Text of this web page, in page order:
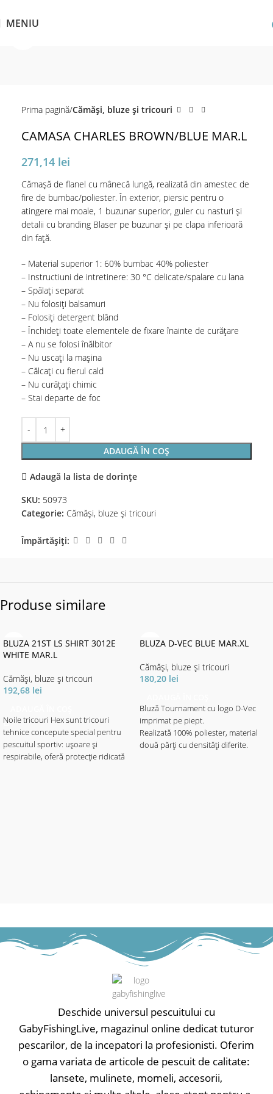
MENIU
Prima pagină Cămăși, bluze și tricouri
CAMASA CHARLES BROWN/BLUE MAR.L
271,14 lei
Cămașă de flanel cu mânecă lungă, realizată din amestec de
fire de bumbac/poliester. În exterior, piersic pentru o
atingere mai moale, 1 buzunar superior, guler cu nasturi și
detalii cu branding Blaser pe buzunar și pe clapa inferioară
din față.
– Material superior 1: 60% bumbac 40% poliester
– Instructiuni de intretinere: 30 °C delicate/spalare cu lana
– Spălați separat
– Nu folosiți balsamuri
– Folosiți detergent blând
– Închideți toate elementele de fixare înainte de curățare
– A nu se folosi înălbitor
– Nu uscați la mașina
– Călcați cu fierul cald
– Nu curățați chimic
– Stai departe de foc
ADAUGĂ ÎN COȘ
Adaugă la lista de dorințe
SKU: 50973
Categorie: Cămăși, bluze și tricouri
Împărtășiți:
Produse similare
BLUZA 21ST LS SHIRT 3012E
WHITE MAR.L
Cămăși, bluze și tricouri
192,68 lei
Noile tricouri Hex sunt tricouri
tehnice concepute special pentru
pescuitul sportiv: ușoare și
respirabile, oferă protecție ridicată
BLUZA D-VEC BLUE MAR.XL
Cămăși, bluze și tricouri
180,20 lei
Bluză Tournament cu logo D-Vec
imprimat pe piept.
Realizată 100% poliester, material
două părți cu densități diferite.
Deschide universul pescuitului cu
GabyFishingLive, magazinul online dedicat tuturor
pescarilor, de la incepatori la profesionisti. Oferim
o gama variata de articole de pescuit de calitate:
lansete, mulinete, momeli, accesorii,